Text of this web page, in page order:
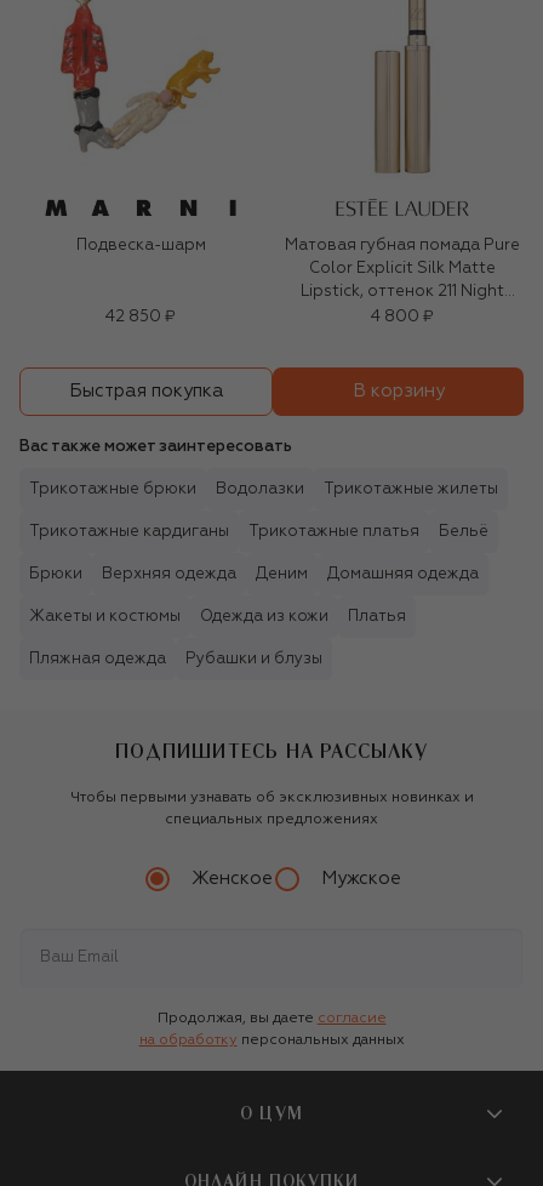
Подвеска-шарм
42 850 ₽
Матовая губная помада Pure
Color Explicit Silk Matte
Lipstick, оттенок 211 Night
Moves (0,7ml)
4 800 ₽
Быстрая покупка В корзину
Вас также может заинтересовать
Трикотажные брюки Водолазки Трикотажные жилеты
Трикотажные кардиганы Трикотажные платья Бельё
Брюки Верхняя одежда Деним Домашняя одежда
Жакеты и костюмы Одежда из кожи Платья
Пляжная одежда Рубашки и блузы
ПОДПИШИТЕСЬ НА РАССЫЛКУ
Чтобы первыми узнавать об эксклюзивных новинках и
специальных предложениях
Женское Мужское
Продолжая, вы даете согласие
на обработку персональных данных
О ЦУМ
О магазине
ОНЛАЙН ПОКУПКИ